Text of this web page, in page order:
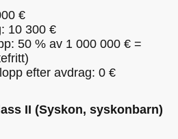
€
10 300 €
50 % av 1 000 000 € =
efter avdrag: 0 €
II (Syskon, syskonbarn)